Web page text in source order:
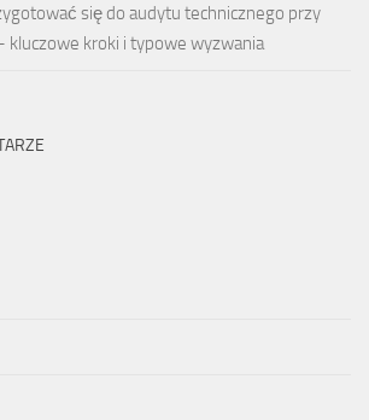
się do audytu technicznego przy
kluczowe kroki i typowe wyzwania